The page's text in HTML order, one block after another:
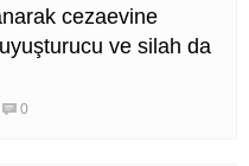
cezaevine
ve silah da
0